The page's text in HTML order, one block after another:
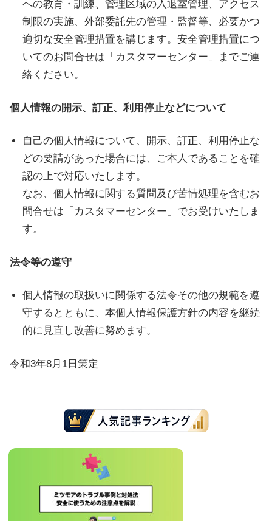
への教育・訓練、管理区域の入退室管理、アクセス
制限の実施、外部委託先の管理・監督等、必要かつ
適切な安全管理措置を講じます。安全管理措置につ
いてのお問合せは「カスタマーセンター」までご連
絡ください。
個人情報の開示、訂正、利用停止などについて
自己の個人情報について、開示、訂正、利用停止な
どの要請があった場合には、ご本人であることを確
認の上で対応いたします。
なお、個人情報に関する質問及び苦情処理を含むお
問合せは「カスタマーセンター」でお受けいたしま
す。
法令等の遵守
個人情報の取扱いに関係する法令その他の規範を遵
守するとともに、本個人情報保護方針の内容を継続
的に見直し改善に努めます。
令和3年8月1日策定